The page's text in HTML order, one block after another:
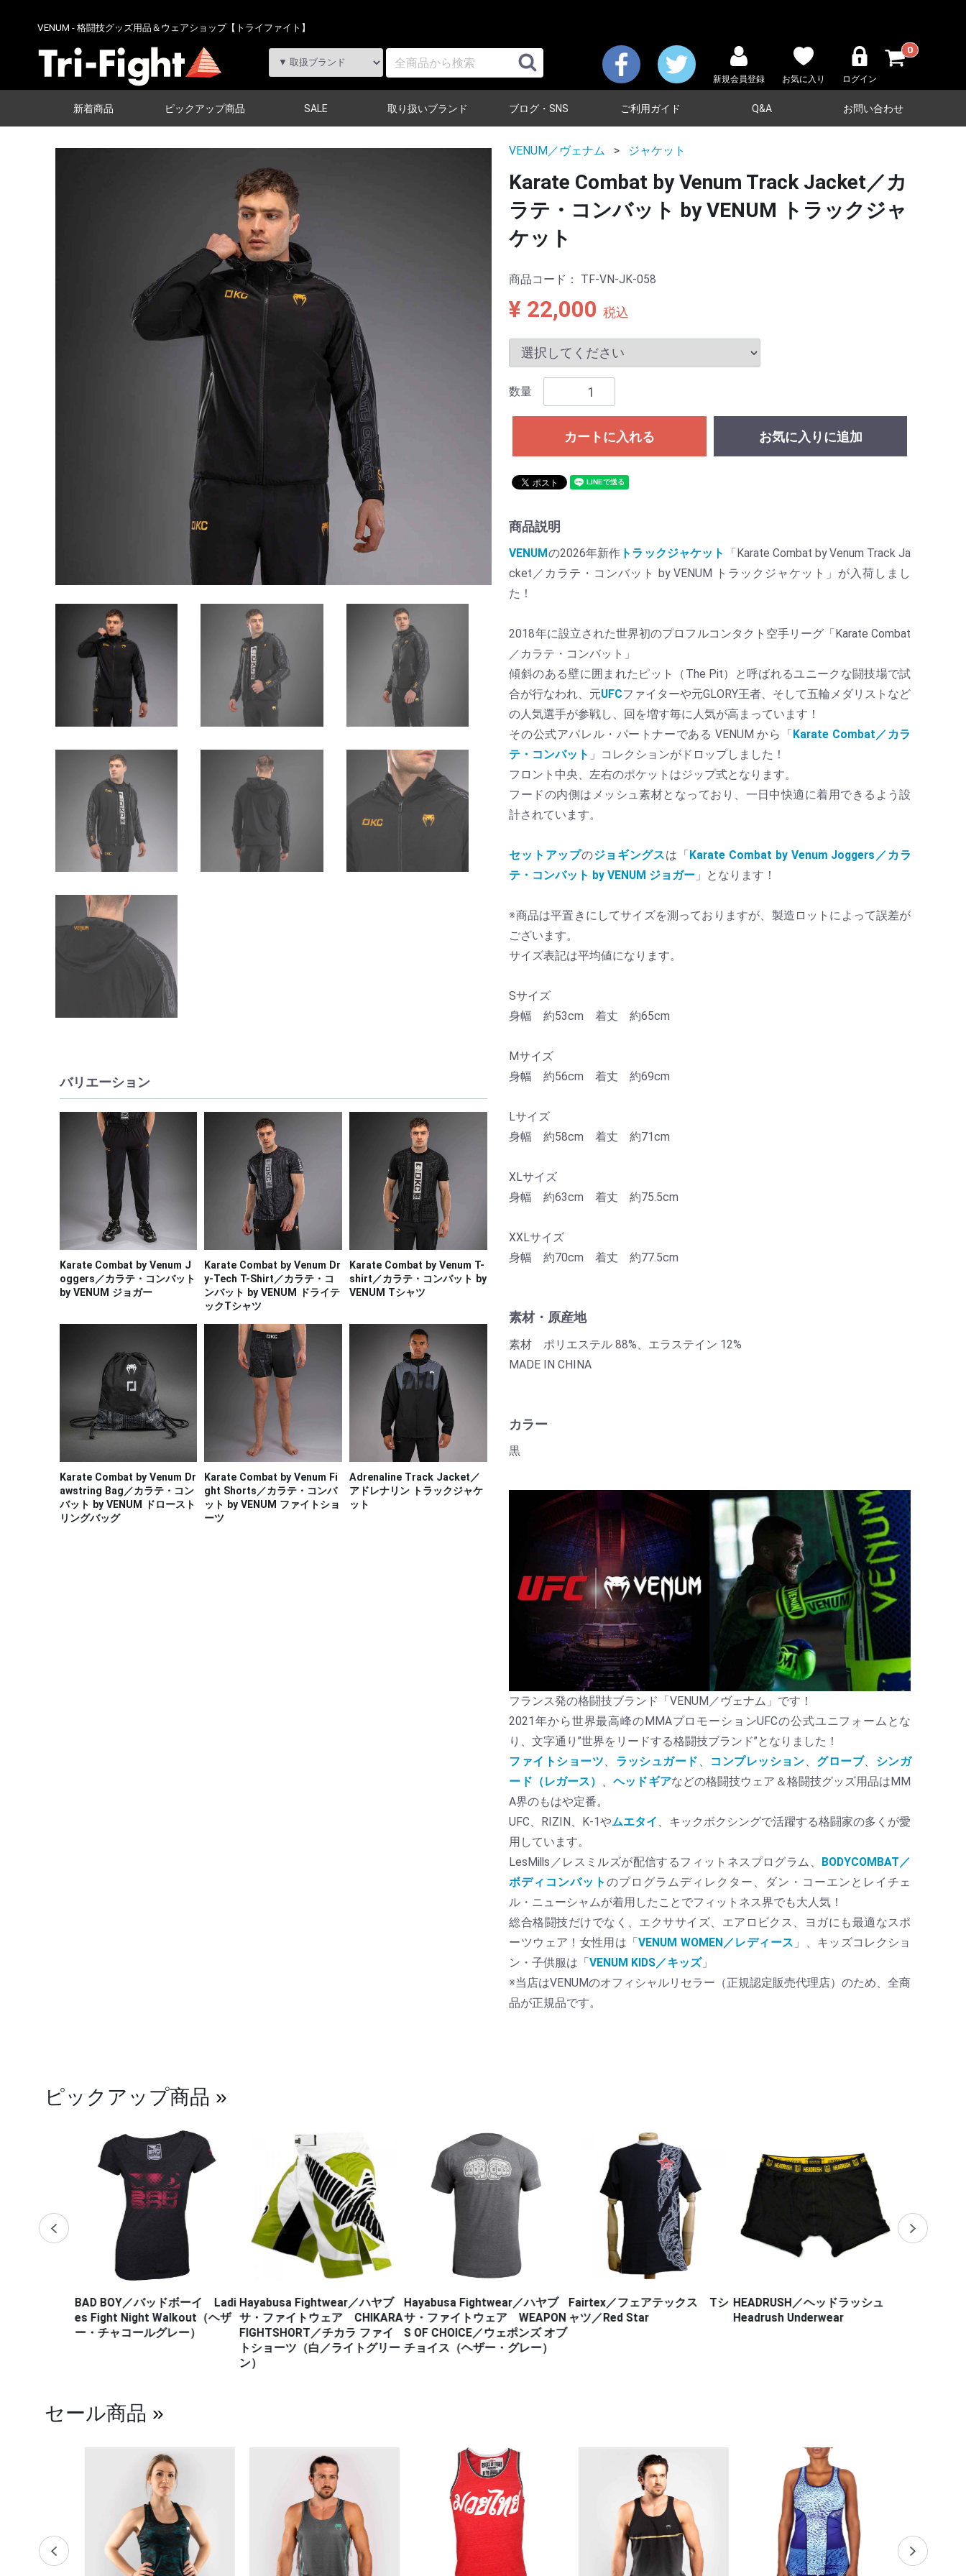
VENUM - 格闘技グッズ用品＆ウェアショップ【トライファイト】
新規会員登録 お気に入り ログイン
0
新着商品 ピックアップ商品 SALE 取り扱いブランド ブログ・SNS ご利用ガイド Q&A お問い合わせ
バリエーション
Karate Combat by Venum J
oggers／カラテ・コンバット
by VENUM ジョガー
Karate Combat by Venum Dr
y-Tech T-Shirt／カラテ・コ
ンバット by VENUM ドライテ
ックTシャツ
Karate Combat by Venum T-
shirt／カラテ・コンバット by
VENUM Tシャツ
Karate Combat by Venum Dr
awstring Bag／カラテ・コン
バット by VENUM ドロースト
リングバッグ
Karate Combat by Venum Fi
ght Shorts／カラテ・コンバ
ット by VENUM ファイトショ
ーツ
Adrenaline Track Jacket／
アドレナリン トラックジャケ
ット
VENUM／ヴェナム ジャケット
Karate Combat by Venum Track Jacket／カ
ラテ・コンバット by VENUM トラックジャ
ケット
商品コード： TF-VN-JK-058
¥ 22,000 税込
数量
カートに入れる お気に入りに追加
商品説明
VENUMの2026年新作 トラックジャケット
「Karate Combat by Venum Track Ja
cket／カラテ・コンバット by VENUM トラックジャケット」が入荷しまし
た！
2018年に設立された世界初のプロフルコンタクト空手リーグ「Karate Combat
／カラテ・コンバット」
傾斜のある壁に囲まれたピット（The Pit）と呼ばれるユニークな闘技場で試
合が行なわれ、元UFCファイターや元GLORY王者、そして五輪メダリストなど
の人気選手が参戦し、回を増す毎に人気が高まっています！
その公式アパレル・パートナーである VENUM から「Karate Combat／カラ
テ・コンバット 」コレクションがドロップしました！
フロント中央、左右のポケットはジップ式となります。
フードの内側はメッシュ素材となっており、一日中快適に着用できるよう設
計されています。
セットアップのジョギングスは「Karate Combat by Venum Joggers／カラ
テ・コンバット by VENUM ジョガー 」となります！
※商品は平置きにしてサイズを測っておりますが、製造ロットによって誤差が
ございます。
サイズ表記は平均値になります。
Sサイズ
身幅 約53cm 着丈 約65cm
Mサイズ
身幅 約56cm 着丈 約69cm
Lサイズ
身幅 約58cm 着丈 約71cm
XLサイズ
身幅 約63cm 着丈 約75.5cm
XXLサイズ
身幅 約70cm 着丈 約77.5cm
素材・原産地
素材 ポリエステル 88%、エラステイン 12%
MADE IN CHINA
カラー
黒
フランス発の格闘技ブランド「VENUM／ヴェナム」です！
2021年から世界最高峰のMMAプロモーションUFCの公式ユニフォームとな
り、文字通り”世界をリードする格闘技ブランド”となりました！
ファイトショーツ
ラッシュガード コンプレッション グローブ、 シンガ
ード（レガース）
、ヘッドギアなどの格闘技ウェア＆格闘技グッズ用品はMM
A界のもはや定番。
UFC、RIZIN、K-1やムエタイ
、キックボクシングで活躍する格闘家の多くが愛
用しています。
LesMills／レスミルズが配信するフィットネスプログラム、 BODYCOMBAT／
ボディコンバットのプログラムディレクター、ダン・コーエンとレイチェ
ル・ニューシャムが着用したことでフィットネス界でも大人気！
総合格闘技だけでなく、エクササイズ、エアロビクス、ヨガにも最適なスポ
ーツウェア！女性用は「VENUM WOMEN／レディース 」、キッズコレクショ
ン・子供服は「VENUM KIDS／キッズ」
※当店はVENUMのオフィシャルリセラー（正規認定販売代理店）のため、全商
品が正規品です。
ピックアップ商品 »
BAD BOY／バッドボーイ Ladi
es Fight Night Walkout（ヘザ
ー・チャコールグレー）
Hayabusa Fightwear／ハヤブ
サ・ファイトウェア CHIKARA
FIGHTSHORT／チカラ ファイ
トショーツ（白／ライトグリー
ン）
Hayabusa Fightwear／ハヤブ
サ・ファイトウェア WEAPON
S OF CHOICE／ウェポンズ オブ
チョイス（ヘザー・グレー）
Fairtex／フェアテックス Tシ
ャツ／Red Star
HEADRUSH／ヘッドラッシュ
Headrush Underwear
セール商品 »